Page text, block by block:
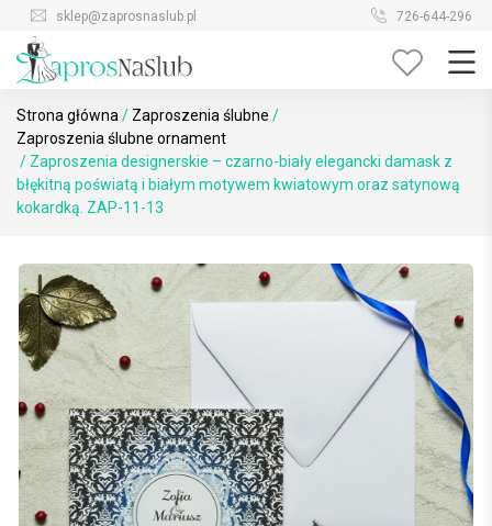
Skip
content
sklep@zaprosnaslub.pl 726-644-296
Strona główna / Zaproszenia ślubne /
Zaproszenia ślubne ornament
/ Zaproszenia designerskie – czarno-biały elegancki damask z
błękitną poświatą i białym motywem kwiatowym oraz satynową
kokardką. ZAP-11-13